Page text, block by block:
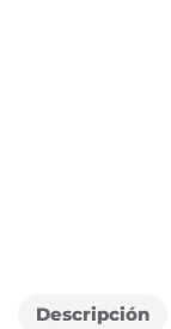
Descripción